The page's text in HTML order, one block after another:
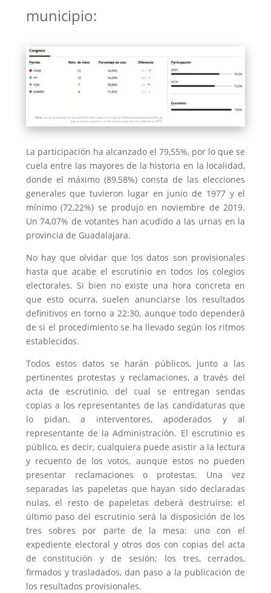
municipio:
La participación ha alcanzado el 79,55%, por lo que se
cuela entre las mayores de la historia en la localidad,
donde el máximo (89,58%) consta de las elecciones
generales que tuvieron lugar en junio de 1977 y el
mínimo (72,22%) se produjo en noviembre de 2019.
Un 74,07% de votantes han acudido a las urnas en la
provincia de Guadalajara.
No hay que olvidar que los datos son provisionales
hasta que acabe el escrutinio en todos los colegios
electorales. Si bien no existe una hora concreta en
que esto ocurra, suelen anunciarse los resultados
definitivos en torno a 22:30, aunque todo dependerá
de si el procedimiento se ha llevado según los ritmos
establecidos.
Todos estos datos se harán públicos, junto a las
pertinentes protestas y reclamaciones, a través del
acta de escrutinio, del cual se entregan sendas
copias a los representantes de las candidaturas que
lo pidan, a interventores, apoderados y al
representante de la Administración. El escrutinio es
público, es decir, cualquiera puede asistir a la lectura
y recuento de los votos, aunque estos no pueden
presentar reclamaciones o protestas. Una vez
separadas las papeletas que hayan sido declaradas
nulas, el resto de papeletas deberá destruirse: el
último paso del escrutinio será la disposición de los
tres sobres por parte de la mesa: uno con el
expediente electoral y otros dos con copias del acta
de constitución y de sesión; los tres, cerrados,
firmados y trasladados, dan paso a la publicación de
los resultados provisionales.